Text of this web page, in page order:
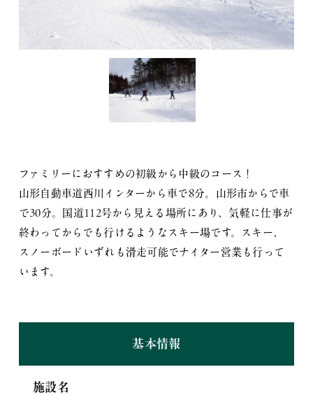
ファミリーにおすすめの初級から中級のコース！
山形自動車道西川インターから車で8分。山形市からで車
で30分。国道112号から見える場所にあり、気軽に仕事が
終わってからでも行けるようなスキー場です。スキー、
スノーボードいずれも滑走可能でナイター営業も行って
います。
基本情報
施設名